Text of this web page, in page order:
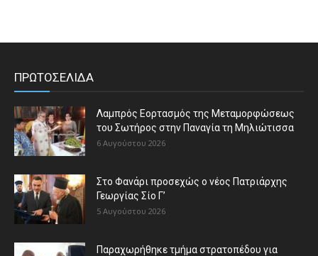
ΠΡΩΤΟΣΕΛΙΔΑ
Λαμπρός Εορτασμός της Μεταμορφώσεως
του Σωτήρος στην Παναγία τη Μηλιώτισσα
6 Αυγούστου 2026
Στο Φανάρι προσεχώς ο νέος Πατριάρχης
Γεωργίας Σίο Γ’
5 Αυγούστου 2026
Παραχωρήθηκε τμήμα στρατοπέδου για